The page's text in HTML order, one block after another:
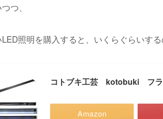
つ、
照明を購入すると、いくらぐらいす
コトブキ工芸 kotobuki フ
Amazon